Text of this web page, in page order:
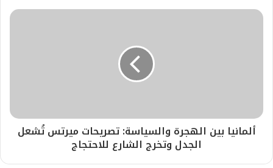
ألمانيا بين الهجرة والسياسة: تصريحات ميرتس تُشعل
الجدل وتخرج الشارع للاحتجاج